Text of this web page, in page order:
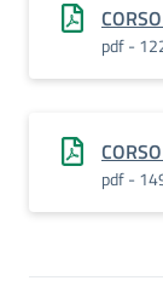
pdf -
pdf -